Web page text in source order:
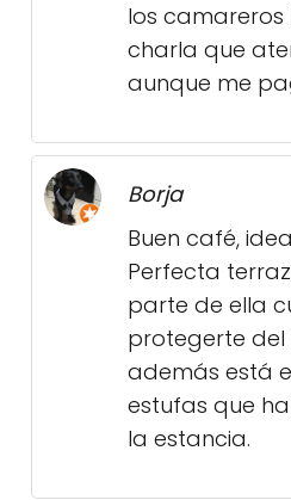
los
charla que
aunque me
Borja
Buen café,
Perfecta
parte de ella
protegerte del
además está
estufas que
la estancia.